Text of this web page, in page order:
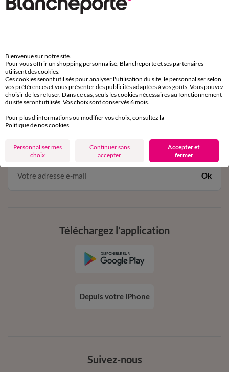
Service clients
par chat et par téléphone
de 8h00 à 20h00 du lundi au samedi
en vous inscrivant à la newsletter
conditions dans votre email de confirmation
Ok
Suivez-nous
Téléchargez l’application
Depuis votre iPhone
Bienvenue sur notre site.
Pour vous offrir un shopping personnalisé, Blancheporte et ses partenaires
utilisent des cookies.
Ces cookies seront utilisés pour analyser l'utilisation du site, le personnaliser selon
vos préférences et vous présenter des publicités adaptées à vos goûts. Vous pouvez
choisir de les refuser. Dans ce cas, seuls les cookies nécessaires au fonctionnement
du site seront utilisés. Vos choix sont conservés 6 mois.
Pour plus d'informations ou modifier vos choix, consultez la
Politique de nos cookies.
Personnaliser mes
choix
Continuer sans
accepter
Accepter et
fermer